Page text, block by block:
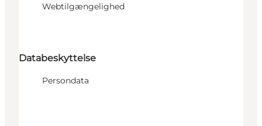
Webtilgængelighed
Databeskyttelse
Persondata